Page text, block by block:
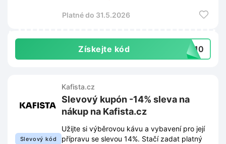
Platné do 31.5.2026
Získejte kód TA10
Slevový kód
Kafista.cz
Slevový kupón -14% sleva na
nákup na Kafista.cz
Užijte si výběrovou kávu a vybavení pro její
přípravu se slevou 14%. Stačí zadat platný